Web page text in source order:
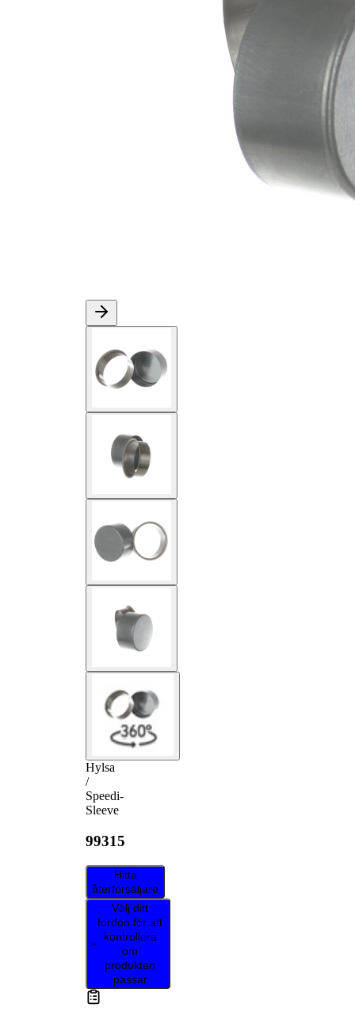
Hylsa
/
Speedi-
Sleeve
99315
Hitta
återförsäljare
Välj ditt
fordon för att
kontrollera
om
produkten
passar